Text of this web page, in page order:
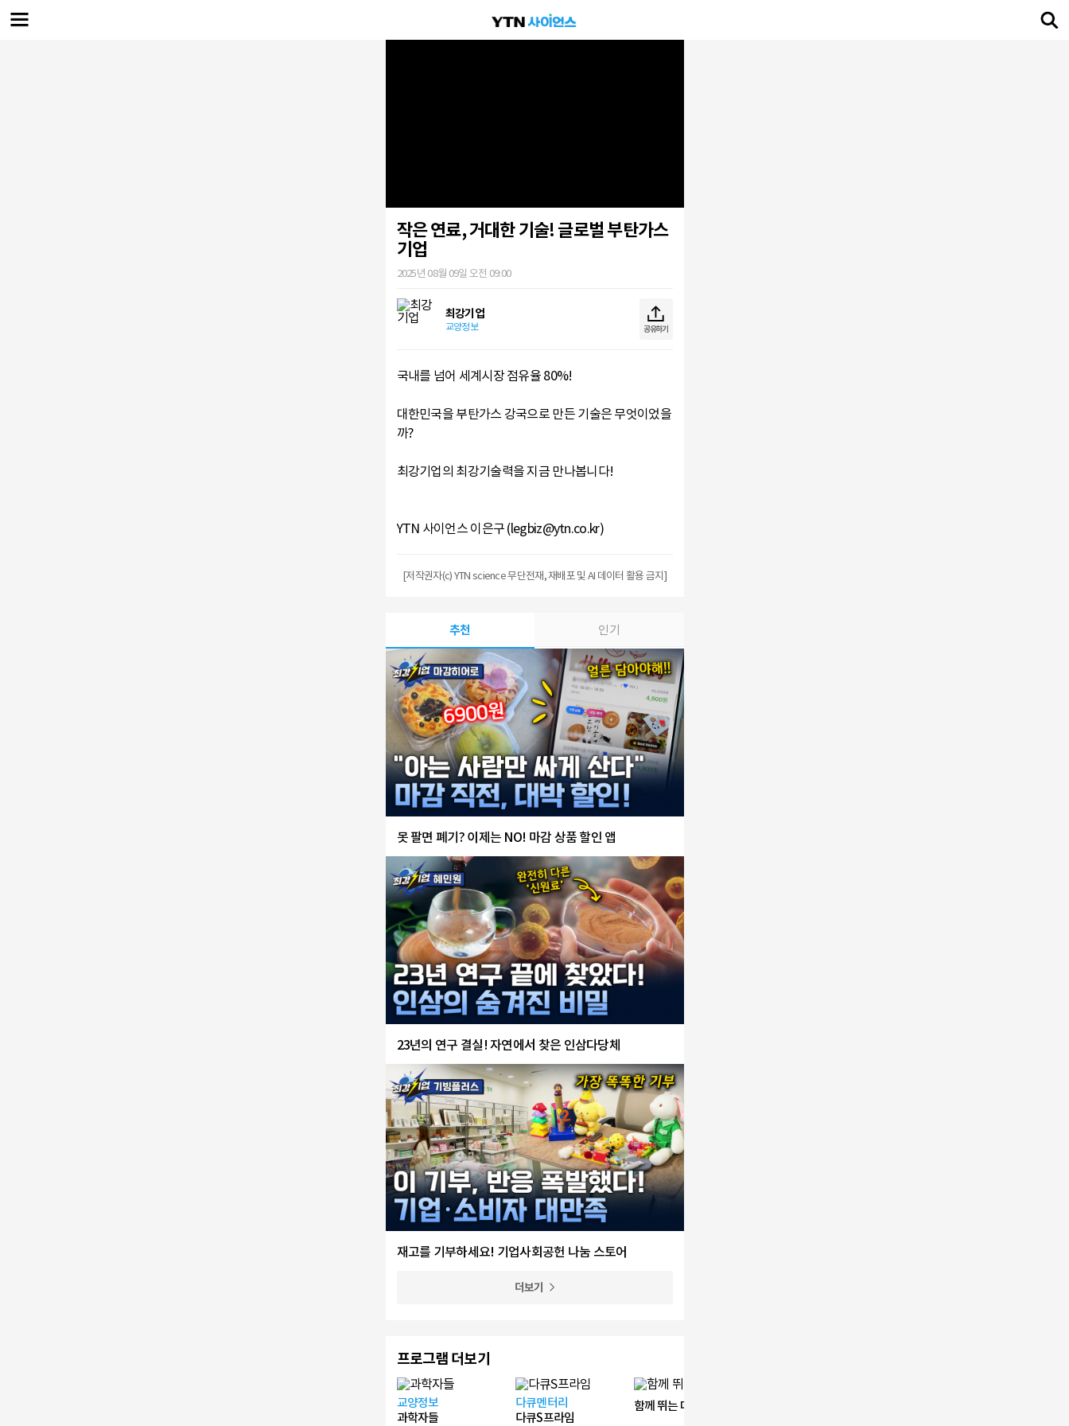
작은 연료, 거대한 기술! 글로벌 부탄가스
기업
2025년 08월 09일 오전 09:00
최강기업
교양정보 공유하기
국내를 넘어 세계시장 점유율 80%!
대한민국을 부탄가스 강국으로 만든 기술은 무엇이었을
까?
최강기업의 최강기술력을 지금 만나봅니다!
YTN 사이언스 이은구 (legbiz@ytn.co.kr)
[저작권자(c) YTN science 무단전재, 재배포 및 AI 데이터 활용 금지]
추천 인기
못 팔면 폐기? 이제는 NO! 마감 상품 할인 앱
23년의 연구 결실! 자연에서 찾은 인삼다당체
재고를 기부하세요! 기업사회공헌 나눔 스토어
더보기
프로그램 더보기
교양정보
과학자들
다큐멘터리
다큐S프라임
함께 뛰는 대한민국